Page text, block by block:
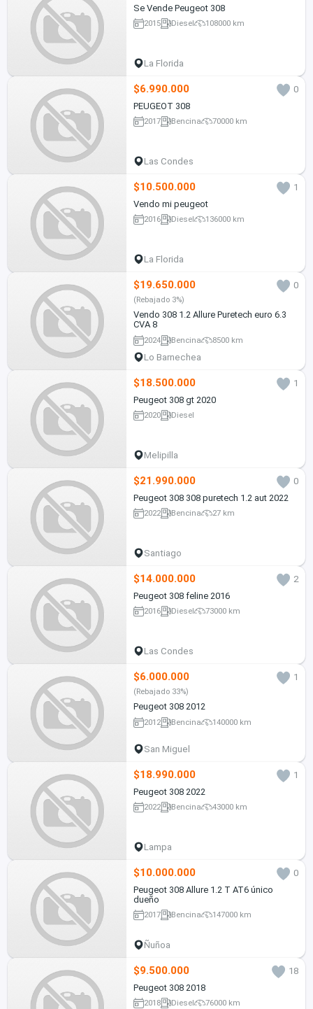
Se Vende Peugeot 308
2015 Diesel 108000 km
La Florida
$6.990.000
0
PEUGEOT 308
2017 Bencina 70000 km
Las Condes
$10.500.000
1
Vendo mi peugeot
2016 Diesel 136000 km
La Florida
$19.650.000 0
(Rebajado 3%)
Vendo 308 1.2 Allure Puretech euro 6.3
CVA 8
2024 Bencina 8500 km
Lo Barnechea
$18.500.000
1
Peugeot 308 gt 2020
2020 Diesel
Melipilla
$21.990.000
0
Peugeot 308 308 puretech 1.2 aut 2022
2022 Bencina 27 km
Santiago
$14.000.000
2
Peugeot 308 feline 2016
2016 Diesel 73000 km
Las Condes
$6.000.000 1
(Rebajado 33%)
Peugeot 308 2012
2012 Bencina 140000 km
San Miguel
$18.990.000
1
Peugeot 308 2022
2022 Bencina 43000 km
Lampa
$10.000.000
0
Peugeot 308 Allure 1.2 T AT6 único
dueño
2017 Bencina 147000 km
Ñuñoa
$9.500.000
18
Peugeot 308 2018
2018 Diesel 76000 km